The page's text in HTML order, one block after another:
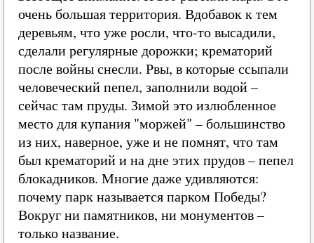
очень большая территория. Вдобавок к тем
деревьям, что уже росли, что-то высадили,
сделали регулярные дорожки; крематорий
после войны снесли. Рвы, в которые ссыпали
человеческий пепел, заполнили водой –
сейчас там пруды. Зимой это излюбленное
место для купания "моржей" – большинство
из них, наверное, уже и не помнят, что там
был крематорий и на дне этих прудов – пепел
блокадников. Многие даже удивляются:
почему парк называется парком Победы?
Вокруг ни памятников, ни монументов –
только название.